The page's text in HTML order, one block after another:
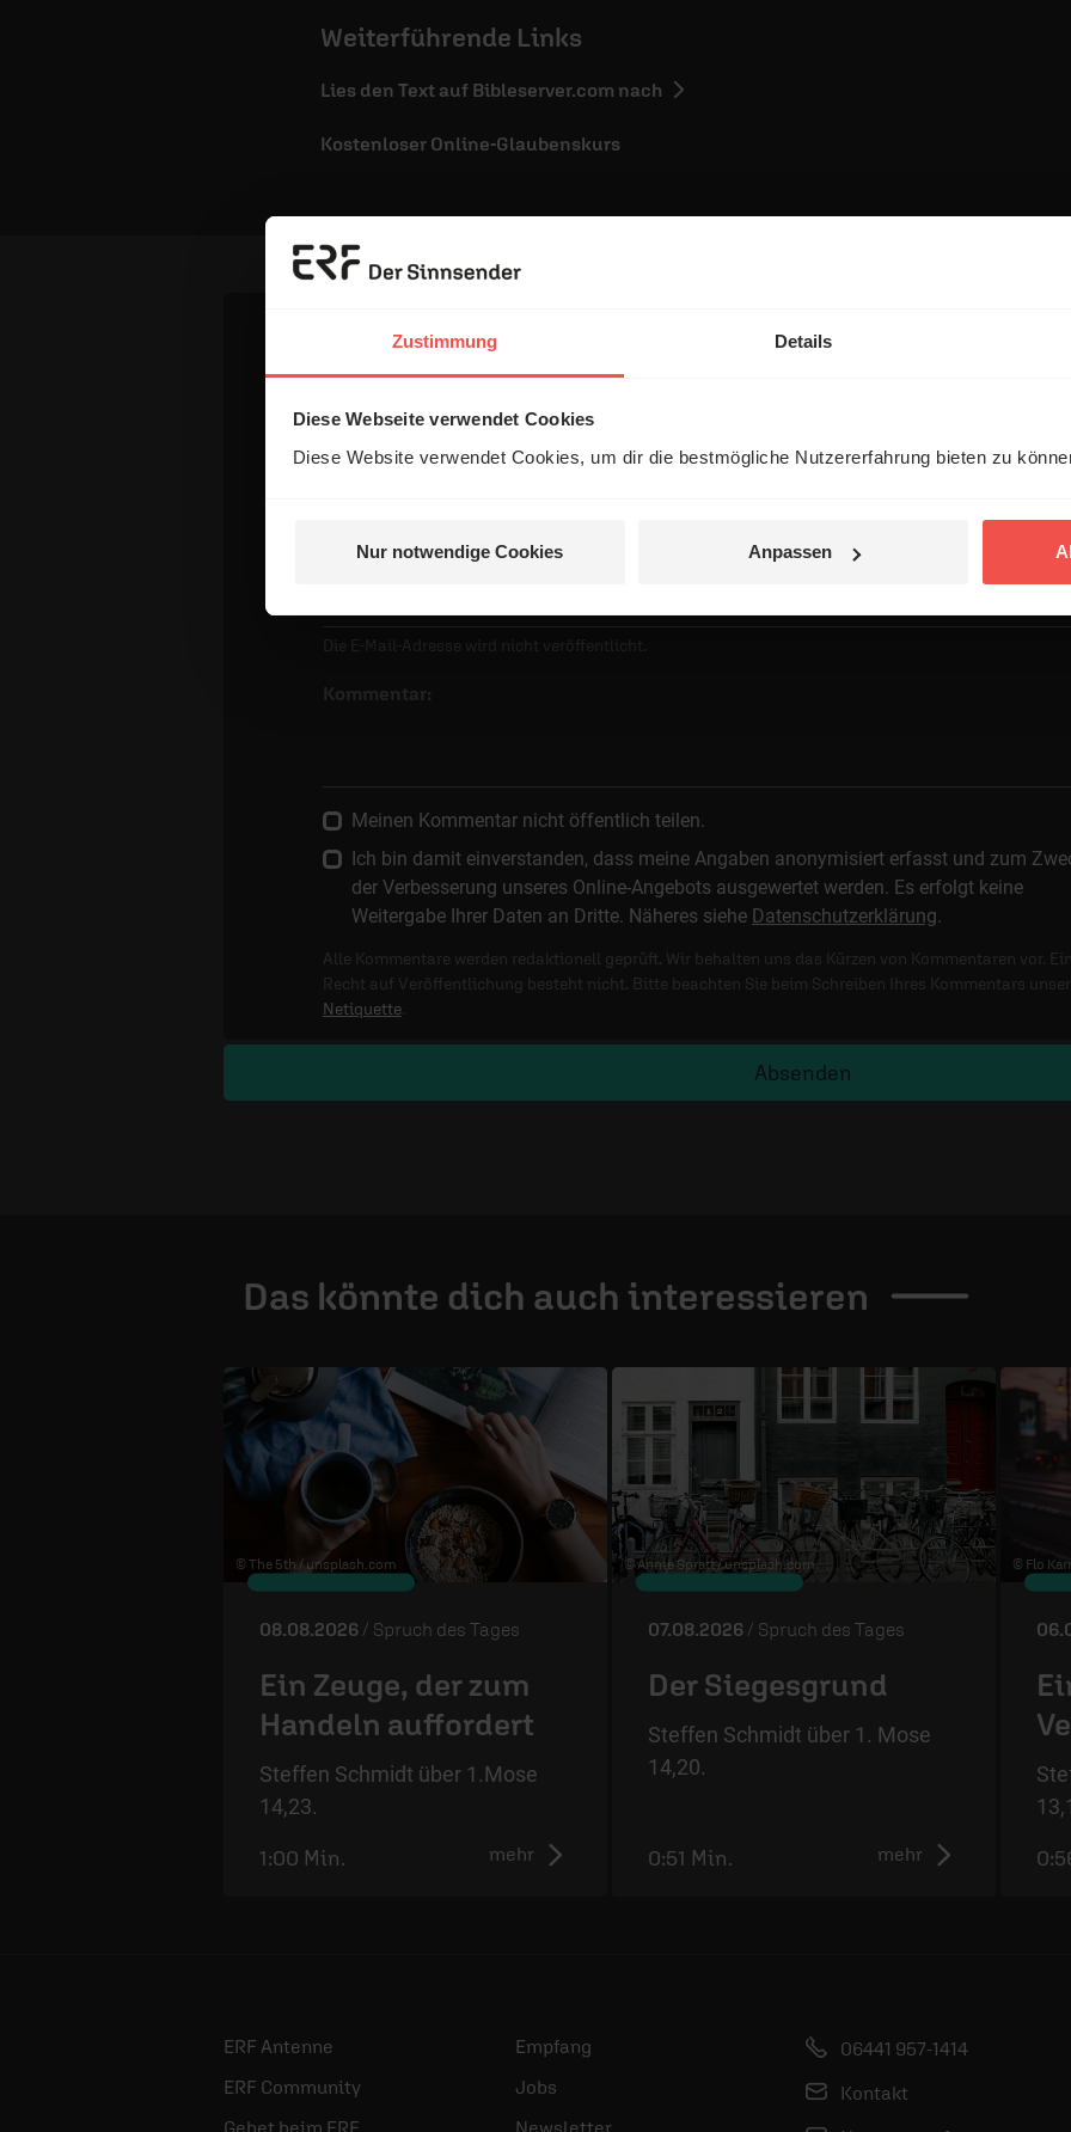
Zustimmung Details
Diese Webseite verwendet Cookies
Diese Website verwendet Cookies, um dir die bestmögliche Nutzererfahrung bieten zu
Nur notwendige Cookies Anpassen
Weiterführende Links
Lies den Text auf Bibleserver.com nach
Kostenloser Online-Glaubenskurs
Dein Kommentar
Name:
Kommentar:
Meinen Kommentar nicht öffentlich teilen.
Ich bin damit einverstanden, dass meine Angaben anonymisiert erfasst und zum
der Verbesserung unseres Online-Angebots ausgewertet werden. Es erfolgt keine
Weitergabe Ihrer Daten an Dritte. Näheres siehe Datenschutzerklärung.
Alle Kommentare werden redaktionell geprüft. Wir behalten uns das Kürzen von Kommentaren vor. Ein
Recht auf Veröffentlichung besteht nicht. Bitte beachten Sie beim Schreiben Ihres Kommentars
Netiquette.
Absenden
Das könnte dich auch interessieren
© The 5th / unsplash.com
08.08.2026 / Spruch des Tages
Ein Zeuge, der zum
Handeln auffordert
Steffen Schmidt über 1.Mose
14,23.
mehr
1:00 Min.
© Annie Spratt /unsplash.com
07.08.2026 / Spruch des Tages
Der Siegesgrund
Steffen Schmidt über 1. Mose
14,20.
mehr
0:51 Min.
© Flo
ERF Antenne
ERF Community
Gebet beim ERF
Empfang
Jobs
Newsletter
06441 957-1414
Kontakt